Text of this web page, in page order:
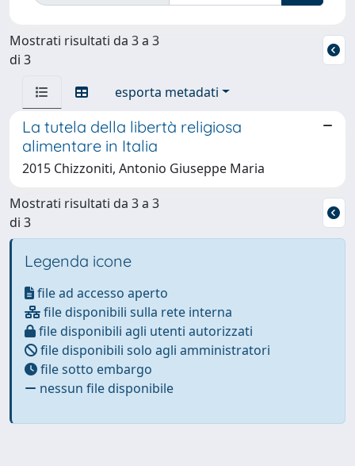
Mostrati risultati da 3 a 3
di 3
esporta metadati
La tutela della libertà religiosa
alimentare in Italia
2015 Chizzoniti, Antonio Giuseppe Maria
Mostrati risultati da 3 a 3
di 3
Legenda icone
file ad accesso aperto
file disponibili sulla rete interna
file disponibili agli utenti autorizzati
file disponibili solo agli amministratori
file sotto embargo
nessun file disponibile